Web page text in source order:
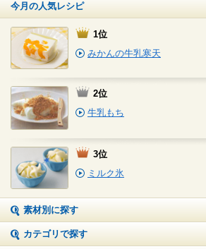
今月の人気レシピ
1位
みかんの牛乳寒天
2位
牛乳もち
3位
ミルク氷
素材別に探す
カテゴリで探す